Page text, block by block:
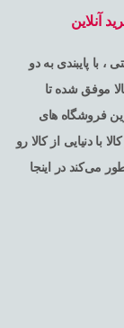
آنلاین
، با پایبندی به دو
موفق شده تا
فروشگاه های
با دنیایی از کالا رو
می‌کند در اینجا